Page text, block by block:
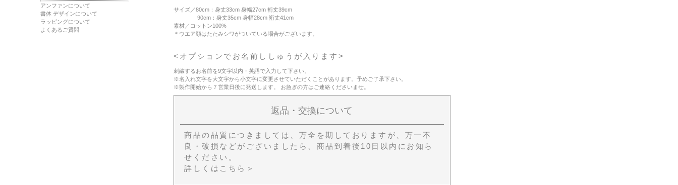
アンファンについて
書体 デザインについて
ラッピングについて
よくあるご質問
サイズ ／80cm：身丈33cm 身幅27cm 裄丈39cm
90cm：身丈35cm 身幅28cm 裄丈41cm
素材 ／コットン100%
＊ウエア類はたたみシワがついている場合がございます。
<オプションでお名前ししゅうが入ります>
刺繍するお名前を9文字以内・英語で入力して下さい。
※名入れ文字を大文字から小文字に変更させていただくことがあります。予めご了承下さい。
※製作開始から７営業日後に発送します。 お急ぎの方はご連絡くださいませ。
返品・交換について
商品の品質につきましては、万全を期しておりますが、万一不
良・破損などがございましたら、商品到着後10日以内にお知ら
せください。
詳しくはこちら＞